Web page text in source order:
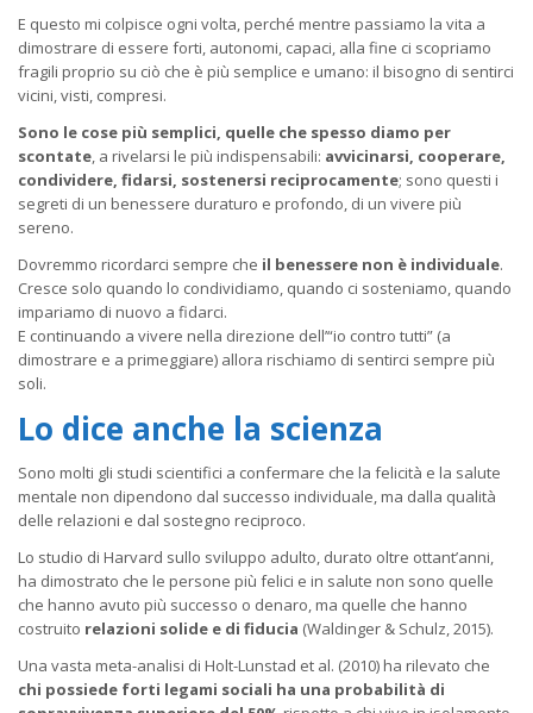
E questo mi colpisce ogni volta, perché mentre passiamo la vita a
dimostrare di essere forti, autonomi, capaci, alla fine ci scopriamo
fragili proprio su ciò che è più semplice e umano: il bisogno di sentirci
vicini, visti, compresi.
Sono le cose più semplici, quelle che spesso diamo per
scontate, a rivelarsi le più indispensabili: avvicinarsi, cooperare,
condividere, fidarsi, sostenersi reciprocamente; sono questi i
segreti di un benessere duraturo e profondo, di un vivere più
sereno.
Dovremmo ricordarci sempre che il benessere non è individuale.
Cresce solo quando lo condividiamo, quando ci sosteniamo, quando
impariamo di nuovo a fidarci.
E continuando a vivere nella direzione dell’“io contro tutti” (a
dimostrare e a primeggiare) allora rischiamo di sentirci sempre più
soli.
Lo dice anche la scienza
Sono molti gli studi scientifici a confermare che la felicità e la salute
mentale non dipendono dal successo individuale, ma dalla qualità
delle relazioni e dal sostegno reciproco.
Lo studio di Harvard sullo sviluppo adulto, durato oltre ottant’anni,
ha dimostrato che le persone più felici e in salute non sono quelle
che hanno avuto più successo o denaro, ma quelle che hanno
costruito relazioni solide e di fiducia (Waldinger & Schulz, 2015).
Una vasta meta-analisi di Holt-Lunstad et al. (2010) ha rilevato che
chi possiede forti legami sociali ha una probabilità di